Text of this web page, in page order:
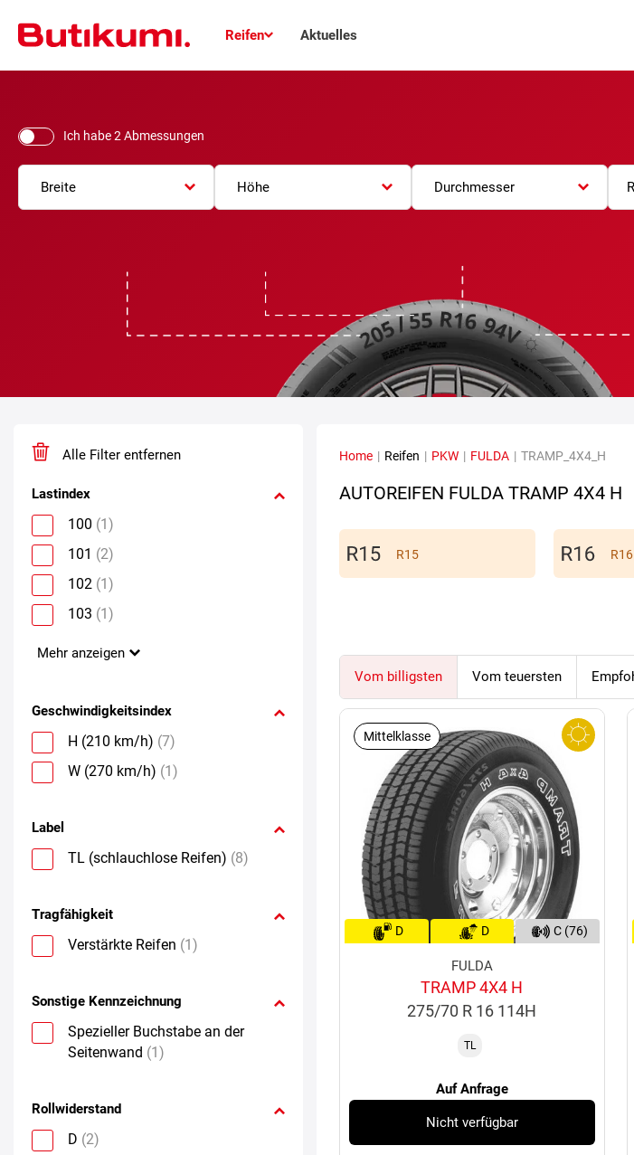
Reifen Aktuelles
Ich habe 2 Abmessungen
Breite Höhe Durchmesser
Alle Filter entfernen
Lastindex
100 (1)
101 (2)
102 (1)
103 (1)
Mehr anzeigen
Geschwindigkeitsindex
H (210 km/h) (7)
W (270 km/h) (1)
Label
TL (schlauchlose Reifen) (8)
Tragfähigkeit
Verstärkte Reifen (1)
Sonstige Kennzeichnung
Spezieller Buchstabe an der
Seitenwand (1)
Rollwiderstand
D (2)
Home | Reifen | PKW | FULDA | TRAMP_4X4_H
AUTOREIFEN FULDA TRAMP 4X4 H
R15 R16
Vom billigsten Vom teuersten
Mittelklasse
D D C (76)
FULDA
TRAMP 4X4 H
275/70 R 16 114H
TL
Auf Anfrage
Nicht verfügbar